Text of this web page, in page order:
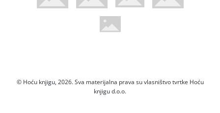
Verified by Visa web stranica
© Hoću knjigu, 2026. Sva materijalna prava su vlasništvo tvrtke Hoću
knjigu d.o.o.